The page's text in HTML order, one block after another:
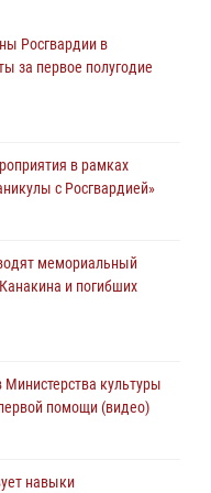
мероприятий в
мужчину, который
35-летие дежурной
Росгвардии в
за первое полугодие
в рамках
с Росгвардией»
мемориальный
и погибших
культуры
помощи (видео)
навыки